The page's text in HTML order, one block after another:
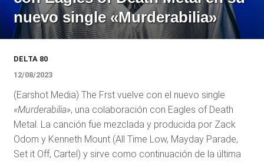
nuevo single «Murderabilia»
DELTA 80
12/08/2023
(Earshot Media) The Frst vuelve con el nuevo single
«Murderabilia», una colaboración con Eagles of Death
Metal. La canción fue mezclada y producida por Zack
Odom y Kenneth Mount (All Time Low, Mayday Parade,
Set it Off, Cartel) y sirve como continuación de la última